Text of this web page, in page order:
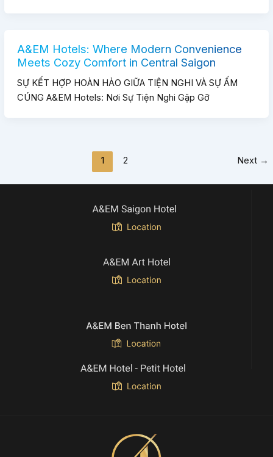
A&EM Hotels: Where Modern Convenience
Meets Cozy Comfort in Central Saigon
SỰ KẾT HỢP HOÀN HẢO GIỮA TIỆN NGHI VÀ SỰ ẤM
CÚNG A&EM Hotels: Nơi Sự Tiện Nghi Gặp Gỡ
1 2 Next →